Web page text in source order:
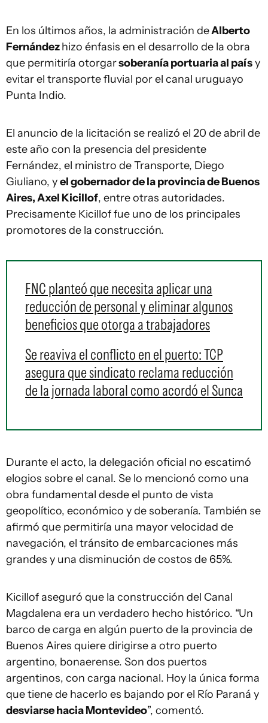
En los últimos años, la administración deAlberto
Fernándezhizo énfasis en el desarrollo de la obra
que permitiría otorgarsoberanía portuaria al paísy
evitar el transporte fluvial por el canal uruguayo
Punta Indio.
El anuncio de la licitación se realizó el 20 de abril de
este año con la presencia del presidente
Fernández, el ministro de Transporte, Diego
Giuliano, yel gobernador de la provincia de Buenos
Aires, Axel Kicillof, entre otras autoridades.
Precisamente Kicillof fue uno de los principales
promotores de la construcción.
FNC planteó que necesita aplicar una
reducción de personal y eliminar algunos
beneficios que otorga a trabajadores
Se reaviva el conflicto en el puerto: TCP
asegura que sindicato reclama reducción
de la jornada laboral como acordó el Sunca
Durante el acto, la delegación oficial no escatimó
elogios sobre el canal. Se lo mencionó como una
obra fundamental desde el punto de vista
geopolítico, económico y de soberanía. También se
afirmó que permitiría una mayor velocidad de
navegación, el tránsito de embarcaciones más
grandes y una disminución de costos de 65%.
Kicillof aseguró que la construcción del Canal
Magdalena era un verdadero hecho histórico. “Un
barco de carga en algún puerto de la provincia de
Buenos Aires quiere dirigirse a otro puerto
argentino, bonaerense. Son dos puertos
argentinos, con carga nacional. Hoy la única forma
que tiene de hacerlo es bajando por el Río Paraná y
desviarse hacia Montevideo”, comentó.